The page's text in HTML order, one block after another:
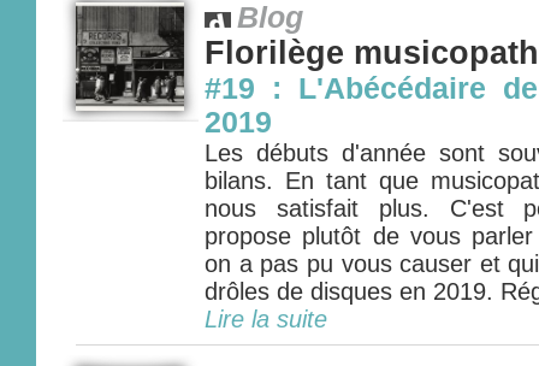
Blog
Florilège
#19 : L'Abécédaire
2019
Les débuts d'année sont
bilans. En tant que
nous satisfait plus. C'est
propose plutôt de vous
on a pas pu vous causer et
drôles de disques en 2019.
Lire la suite